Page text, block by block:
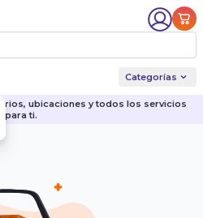
Categorías
ubicaciones y todos los servicios
para ti.